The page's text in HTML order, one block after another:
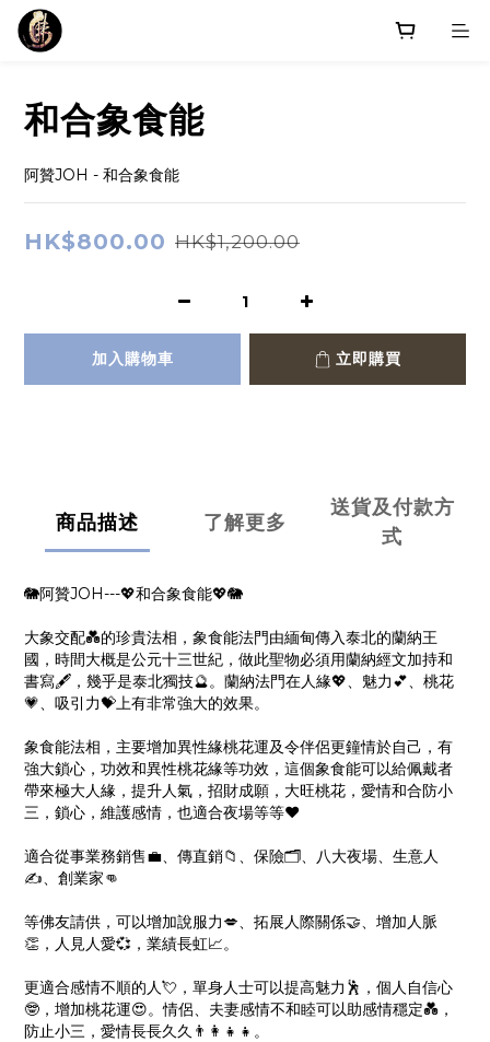
和合象食能
阿贊JOH - 和合象食能
HK$800.00 HK$1,200.00
加入購物車 立即購買
商品描述 了解更多
送貨及付款方
式
🐘阿贊JOH---💖和合象食能💖🐘
大象交配💑的珍貴法相，象食能法門由緬甸傳入泰北的蘭納王
國，時間大概是公元十三世紀，做此聖物必須用蘭納經文加持和
書寫🖋️，幾乎是泰北獨技🔮。蘭納法門在人緣💖、魅力💕、桃花
💗、吸引力💝上有非常強大的效果。
象食能法相，主要增加異性緣桃花運及令伴侶更鐘情於自己，有
強大鎖心，功效和異性桃花緣等功效，這個象食能可以給佩戴者
帶來極大人緣，提升人氣，招財成願，大旺桃花，愛情和合防小
三，鎖心，維護感情，也適合夜場等等❤️
適合從事業務銷售💼、傳直銷📁、保險🗂️、八大夜場、生意人
✍️、創業家👊
等佛友請供，可以增加說服力💋、拓展人際關係🤝、增加人脈
👏，人見人愛💞，業績長虹📈。
更適合感情不順的人💘，單身人士可以提高魅力🕺，個人自信心
🤓，增加桃花運😍。情侶、夫妻感情不和睦可以助感情穩定💑，
防止小三，愛情長長久久👨‍👩‍👧‍👧。